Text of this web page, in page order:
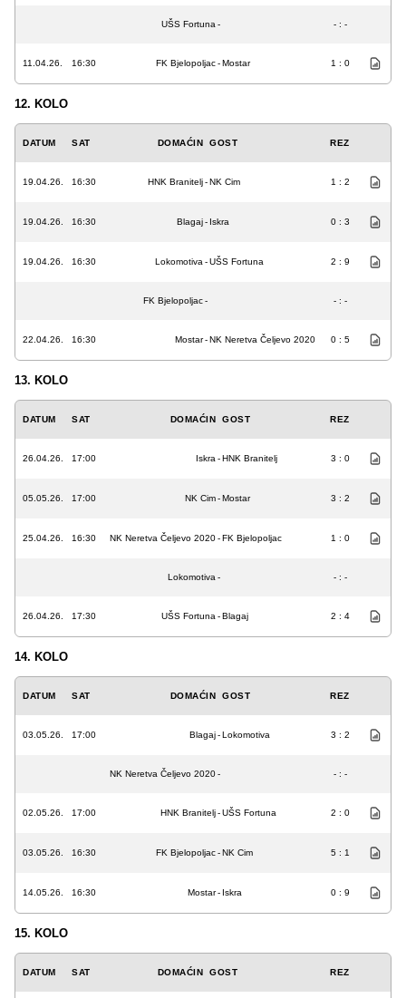
UŠS Fortuna - - : -
11.04.26. 16:30 FK Bjelopoljac-Mostar 1 : 0
12. KOLO
DATUM SAT DOMAĆIN GOST REZ
19.04.26. 16:30 HNK Branitelj-NK Cim 1 : 2
19.04.26. 16:30 Blagaj- Iskra 0 : 3
19.04.26. 16:30 Lokomotiva -UŠS Fortuna 2 : 9
FK Bjelopoljac- - : -
22.04.26. 16:30 Mostar-NK Neretva Čeljevo 2020 0 : 5
13. KOLO
DATUM SAT DOMAĆIN GOST REZ
26.04.26. 17:00 Iskra -HNK Branitelj 3 : 0
05.05.26. 17:00 NK Cim-Mostar 3 : 2
25.04.26. 16:30 NK Neretva Čeljevo 2020-FK Bjelopoljac 1 : 0
Lokomotiva - - : -
26.04.26. 17:30 UŠS Fortuna -Blagaj 2 : 4
14. KOLO
DATUM SAT DOMAĆIN GOST REZ
03.05.26. 17:00 Blagaj-Lokomotiva 3 : 2
NK Neretva Čeljevo 2020- - : -
02.05.26. 17:00 HNK Branitelj-UŠS Fortuna 2 : 0
03.05.26. 16:30 FK Bjelopoljac-NK Cim 5 : 1
14.05.26. 16:30 Mostar- Iskra 0 : 9
15. KOLO
DATUM SAT DOMAĆIN GOST REZ